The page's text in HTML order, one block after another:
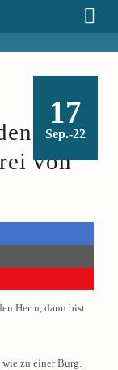
17
Sep.-22
von
Herrn, dann bist
wie zu einer Burg.